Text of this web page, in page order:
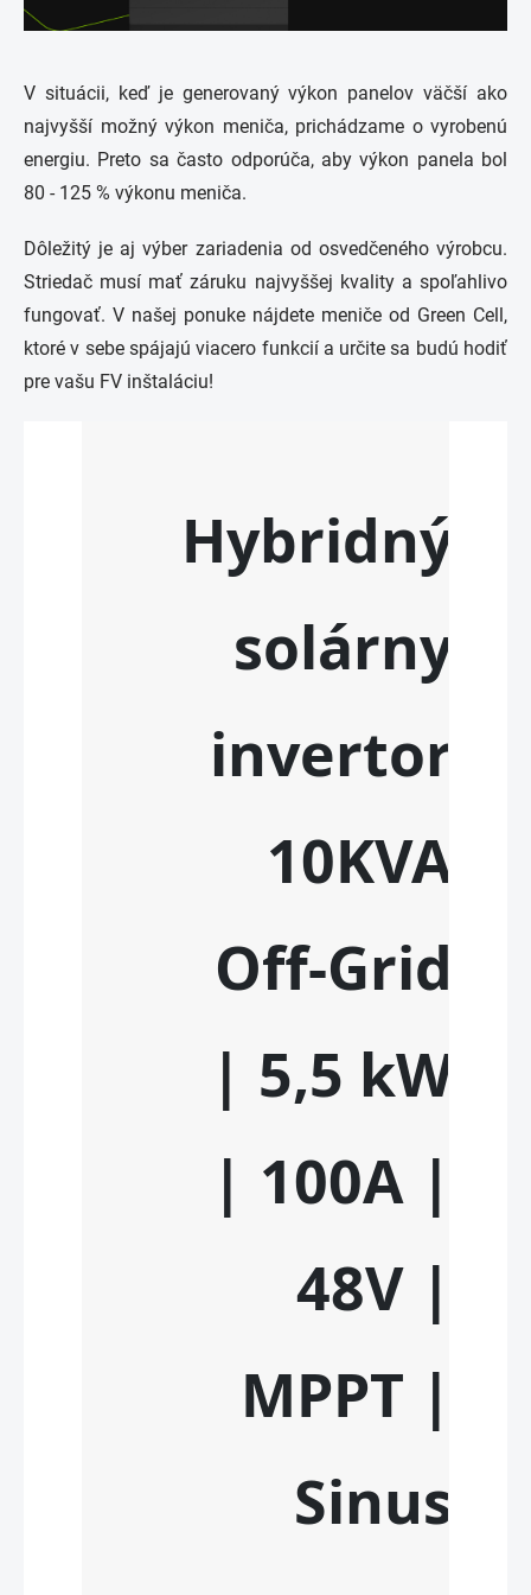
V situácii, keď je generovaný výkon panelov väčší ako
najvyšší možný výkon meniča, prichádzame o vyrobenú
energiu. Preto sa často odporúča, aby výkon panela bol
80 - 125 % výkonu meniča.
Dôležitý je aj výber zariadenia od osvedčeného výrobcu.
Striedač musí mať záruku najvyššej kvality a spoľahlivo
fungovať. V našej ponuke nájdete meniče od Green Cell,
ktoré v sebe spájajú viacero funkcií a určite sa budú hodiť
pre vašu FV inštaláciu!